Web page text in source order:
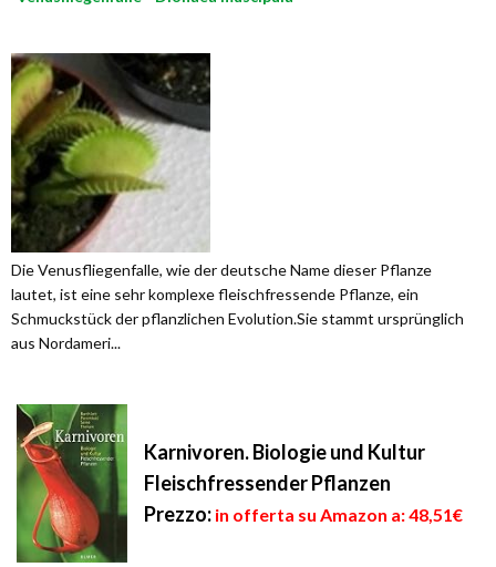
Die Venusfliegenfalle, wie der deutsche Name dieser Pflanze
lautet, ist eine sehr komplexe fleischfressende Pflanze, ein
Schmuckstück der pflanzlichen Evolution.Sie stammt ursprünglich
aus Nordameri...
Karnivoren. Biologie und Kultur
Fleischfressender Pflanzen
Prezzo: in offerta su Amazon a: 48,51€